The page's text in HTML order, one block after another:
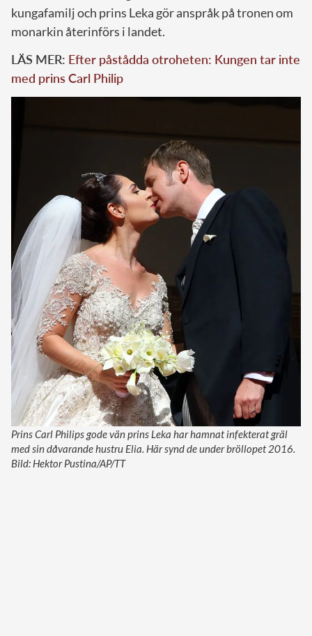
kungafamilj och prins Leka gör anspråk på tronen om
monarkin återinförs i landet.
LÄS MER: Efter påstådda otroheten: Kungen tar inte
med prins Carl Philip
Prins Carl Philips gode vän prins Leka har hamnat infekterat gräl
med sin dåvarande hustru Elia. Här synd de under bröllopet 2016.
Bild: Hektor Pustina/AP/TT